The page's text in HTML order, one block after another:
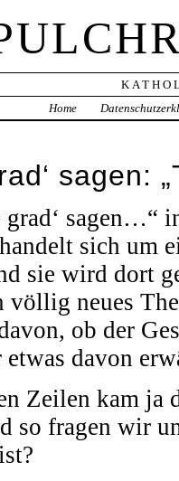
Home
sagen:
grad‘ sagen…“
sich um
sie wird dort
völlig neues
ob der
etwas davon
Zeilen kam ja
so fragen wir